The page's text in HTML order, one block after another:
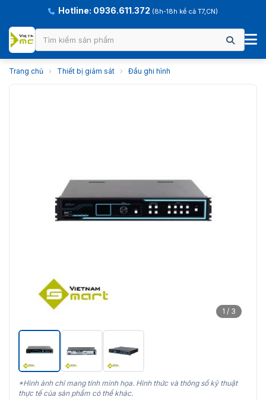
Hotline: 0936.611.372 (8h-18h kể cả T7,CN)
Trang chủ › Thiết bị giám sát › Đầu ghi hình
1 / 3
*Hình ảnh chỉ mang tính minh họa. Hình thức và thông số kỹ thuật
thực tế của sản phẩm có thể khác.